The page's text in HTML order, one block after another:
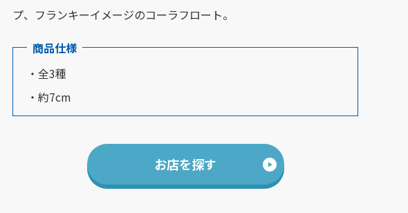
プ、フランキーイメージのコーラフロート。
商品仕様
・全3種
・約7cm
お店を探す